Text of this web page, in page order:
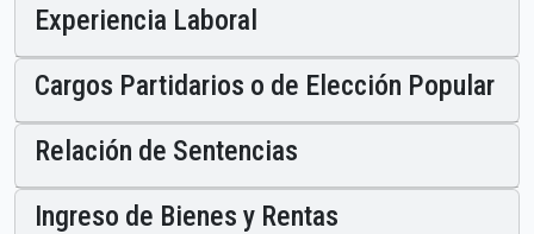
Experiencia Laboral
Cargos Partidarios o de Elección Popular
Relación de Sentencias
Ingreso de Bienes y Rentas